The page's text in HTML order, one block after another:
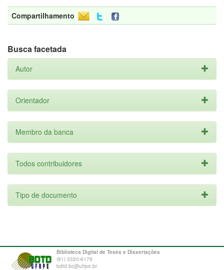
Compartilhamento
Busca facetada
Autor
Orientador
Membro da banca
Todos contribuidores
Tipo de documento
Biblioteca Digital de Teses e Dissertações
(81) 3320-6179
bdtd.bc@ufrpe.br